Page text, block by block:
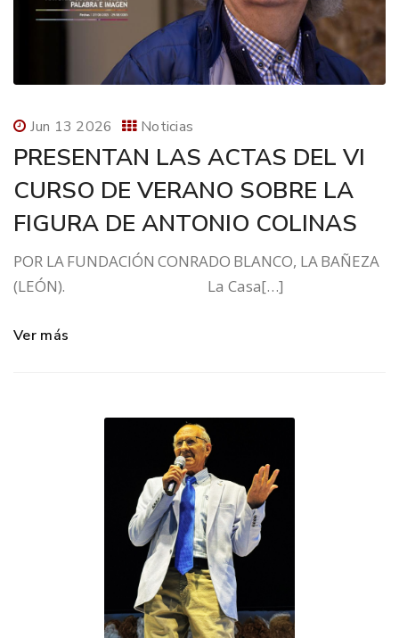
Jun 13 2026 Noticias
PRESENTAN LAS ACTAS DEL VI
CURSO DE VERANO SOBRE LA
FIGURA DE ANTONIO COLINAS
POR LA FUNDACIÓN CONRADO BLANCO, LA BAÑEZA
(LEÓN). La Casa[…]
Ver más